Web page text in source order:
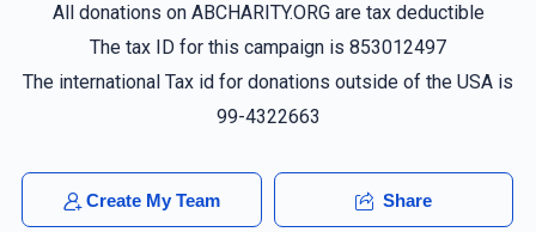
$0
Donated
$5,000
Goal
0
Donors
$3,600
All donations on ABCHARITY.ORG are tax deductible
The tax ID for this campaign is 853012497
The international Tax id for donations outside of the USA is
99-4322663
Create My Team Share